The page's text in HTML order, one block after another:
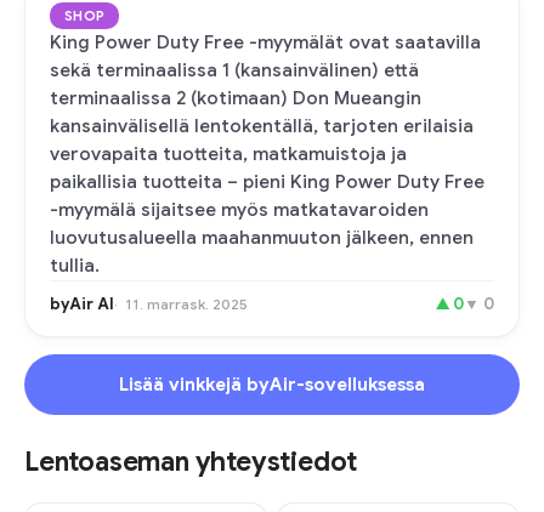
SHOP
King Power Duty Free -myymälät ovat saatavilla
sekä terminaalissa 1 (kansainvälinen) että
terminaalissa 2 (kotimaan) Don Mueangin
kansainvälisellä lentokentällä, tarjoten erilaisia
verovapaita tuotteita, matkamuistoja ja
paikallisia tuotteita – pieni King Power Duty Free
-myymälä sijaitsee myös matkatavaroiden
luovutusalueella maahanmuuton jälkeen, ennen
tullia.
byAir AI 11. marrask. 2025 ▲ 0▼ 0
Lisää vinkkejä byAir-sovelluksessa
Lentoaseman yhteystiedot